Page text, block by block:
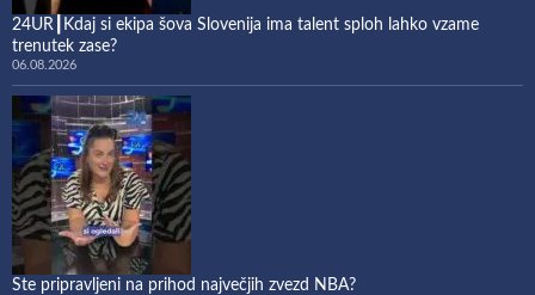
24UR┃Kdaj si ekipa šova Slovenija ima talent sploh lahko vzame
trenutek zase?
06.08.2026
Ste pripravljeni na prihod največjih zvezd NBA?